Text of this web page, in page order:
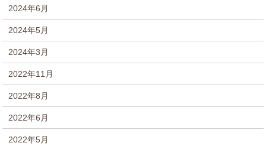
2024年6月
2024年5月
2024年3月
2022年11月
2022年8月
2022年6月
2022年5月